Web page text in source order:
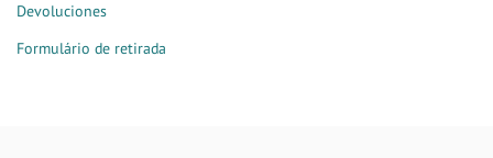
Devoluciones
Formulário de retirada